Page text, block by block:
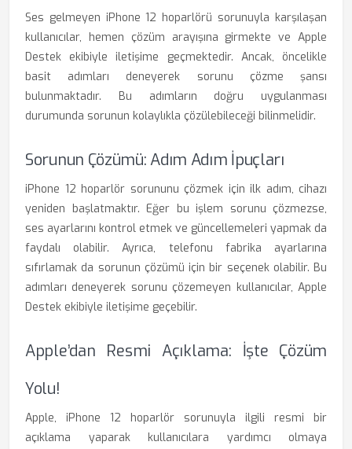
Ses gelmeyen iPhone 12 hoparlörü sorunuyla karşılaşan
kullanıcılar, hemen çözüm arayışına girmekte ve Apple
Destek ekibiyle iletişime geçmektedir. Ancak, öncelikle
basit adımları deneyerek sorunu çözme şansı
bulunmaktadır. Bu adımların doğru uygulanması
durumunda sorunun kolaylıkla çözülebileceği bilinmelidir.
Sorunun Çözümü: Adım Adım İpuçları
iPhone 12 hoparlör sorununu çözmek için ilk adım, cihazı
yeniden başlatmaktır. Eğer bu işlem sorunu çözmezse,
ses ayarlarını kontrol etmek ve güncellemeleri yapmak da
faydalı olabilir. Ayrıca, telefonu fabrika ayarlarına
sıfırlamak da sorunun çözümü için bir seçenek olabilir. Bu
adımları deneyerek sorunu çözemeyen kullanıcılar, Apple
Destek ekibiyle iletişime geçebilir.
Apple’dan Resmi Açıklama: İşte Çözüm
Yolu!
Apple, iPhone 12 hoparlör sorunuyla ilgili resmi bir
açıklama yaparak kullanıcılara yardımcı olmaya